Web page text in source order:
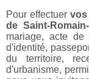
Pour effectuervos
de Saint-
mariage, acte de
d'identité,
du territoire,
d'urbanisme,